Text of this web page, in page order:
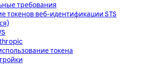
требования
токенов веб-идентификации STS
токена